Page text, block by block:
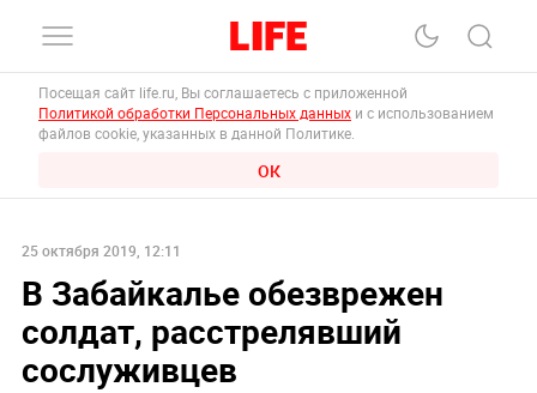
Посещая сайт life.ru, Вы соглашаетесь с приложенной
Политикой обработки Персональных данных и с использованием
файлов cookie, указанных в данной Политике.
ОК
25 октября 2019, 12:11
В Забайкалье обезврежен
солдат, расстрелявший
сослуживцев